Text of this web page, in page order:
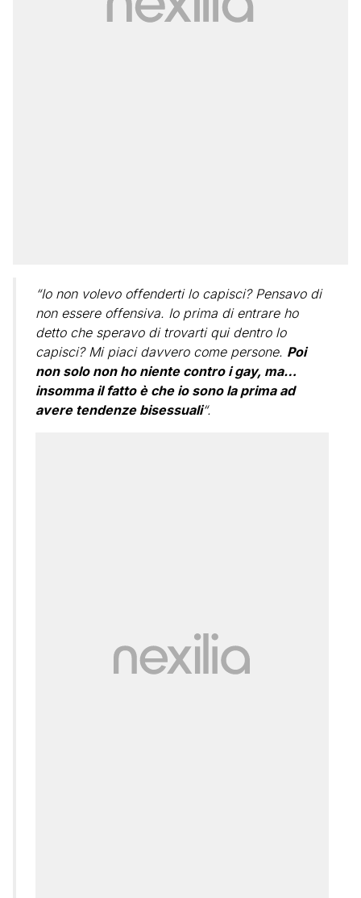
“Io non volevo offenderti lo capisci? Pensavo di
non essere offensiva. Io prima di entrare ho
detto che speravo di trovarti qui dentro lo
capisci? Mi piaci davvero come persone. Poi
non solo non ho niente contro i gay, ma…
insomma il fatto è che io sono la prima ad
avere tendenze bisessuali“.